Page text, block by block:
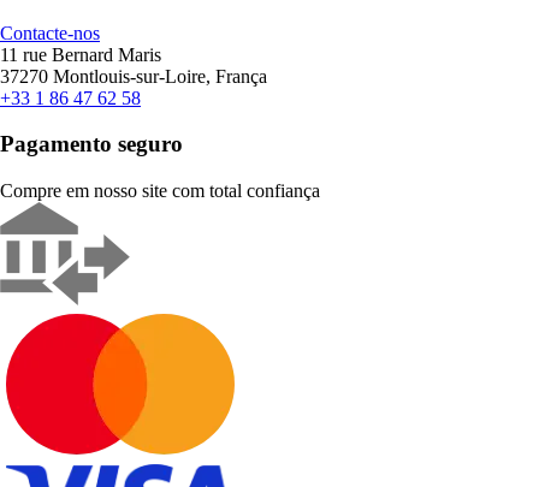
Contacte-nos
11 rue Bernard Maris
37270 Montlouis-sur-Loire, França
+33 1 86 47 62 58
Pagamento seguro
Compre em nosso site com total confiança